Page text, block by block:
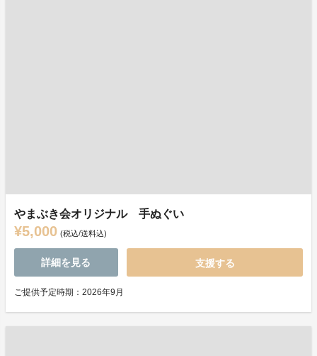
やまぶき会オリジナル 手ぬぐい
¥5,000 (税込/送料込)
詳細を見る 支援する
ご提供予定時期：2026年9月